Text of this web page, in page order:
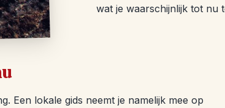
wat je waarschijnlijk tot nu
Een lokale gids neemt je namelijk mee op